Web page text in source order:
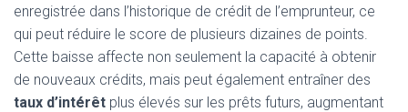
enregistrée dans l’historique de crédit de l’emprunteur, ce
qui peut réduire le score de plusieurs dizaines de points.
Cette baisse affecte non seulement la capacité à obtenir
de nouveaux crédits, mais peut également entraîner des
taux d’intérêt plus élevés sur les prêts futurs, augmentant